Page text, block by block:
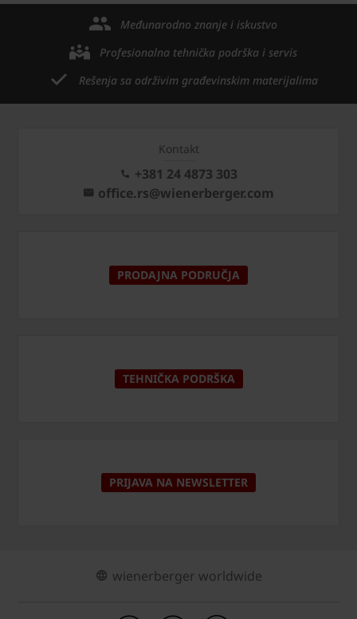
Međunarodno znanje i iskustvo
Profesionalna tehnička podrška i servis
Rešenja sa održivim građevinskim materijalima
Kontakt
+381 24 4873 303
office.rs@wienerberger.com
PRODAJNA PODRUČJA
TEHNIČKA PODRŠKA
PRIJAVA NA NEWSLETTER
wienerberger worldwide